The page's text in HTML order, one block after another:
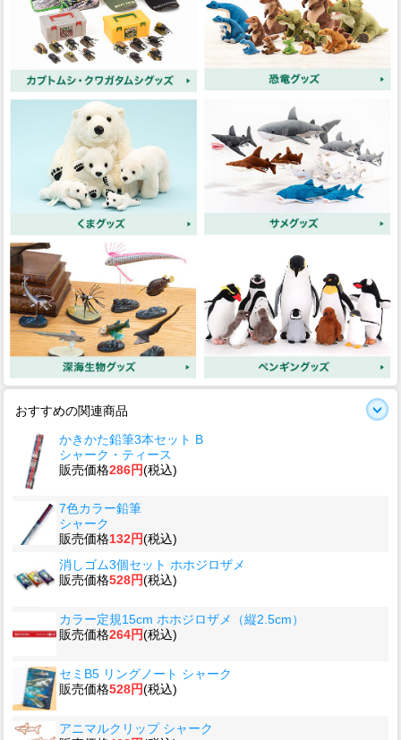
おすすめの関連商品
かきかた鉛筆3本セット B
シャーク・ティース
販売価格286円(税込)
7色カラー鉛筆
シャーク
販売価格132円(税込)
消しゴム3個セット ホホジロザメ
販売価格528円(税込)
カラー定規15cm ホホジロザメ（縦2.5cm）
販売価格264円(税込)
セミB5 リングノート シャーク
販売価格528円(税込)
アニマルクリップ シャーク